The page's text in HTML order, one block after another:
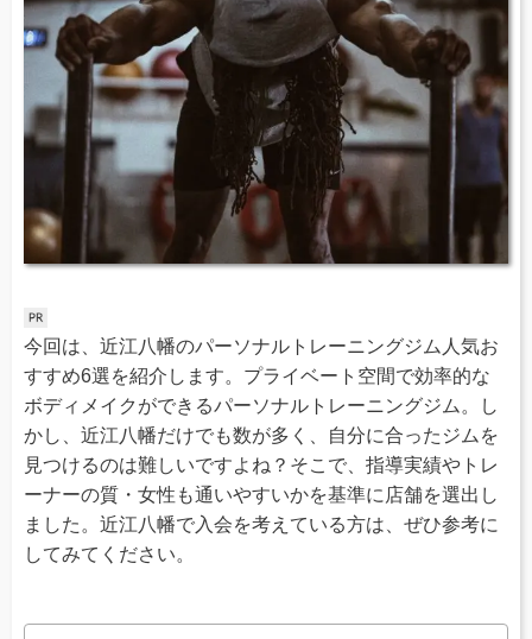
今回は、近江八幡のパーソナルトレーニングジム人気お
すすめ6選を紹介します。プライベート空間で効率的な
ボディメイクができるパーソナルトレーニングジム。し
かし、近江八幡だけでも数が多く、自分に合ったジムを
見つけるのは難しいですよね？そこで、指導実績やトレ
ーナーの質・女性も通いやすいかを基準に店舗を選出し
ました。近江八幡で入会を考えている方は、ぜひ参考に
してみてください。